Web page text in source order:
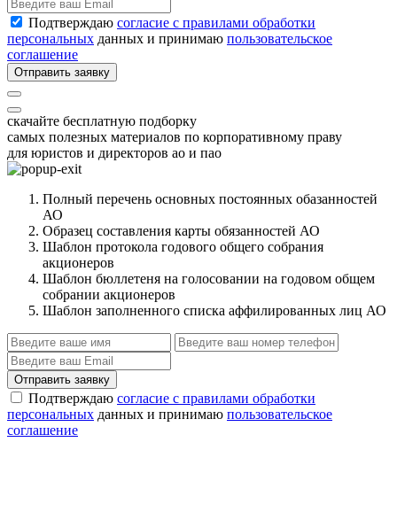
Подтверждаю согласие с правилами обработки
персональных данных и принимаю пользовательское
соглашение
Отправить заявку
скачайте бесплатную подборку
самых полезных материалов по корпоративному праву
для юристов и директоров ао и пао
Полный перечень основных постоянных обазанностей
АО
Образец составления карты обязанностей АО
Шаблон протокола годового общего собрания
акционеров
Шаблон бюллетеня на голосовании на годовом общем
собрании акционеров
Шаблон заполненного списка аффилированных лиц АО
Отправить заявку
Подтверждаю согласие с правилами обработки
персональных данных и принимаю пользовательское
соглашение